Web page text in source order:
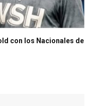
con los Nacionales de